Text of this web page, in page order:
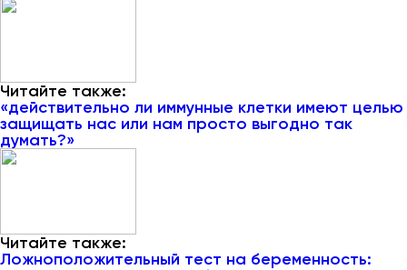
Читайте также:
«действительно ли иммунные клетки имеют целью
защищать нас или нам просто выгодно так
думать?»
Читайте также:
Ложноположительный тест на беременность: